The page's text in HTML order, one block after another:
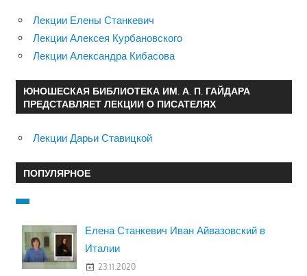
Лекции Елены Станкевич
Лекции Алексея Курбановского
Лекции Александра Кибасова
ЮНОШЕСКАЯ БИБЛИОТЕКА ИМ. А. П. ГАЙДАРА
ПРЕДСТАВЛЯЕТ ЛЕКЦИИ О ПИСАТЕЛЯХ
Лекции Дарьи Ставицкой
ПОПУЛЯРНОЕ
Елена Станкевич Иван Айвазовский в
Италии
23.11.2020